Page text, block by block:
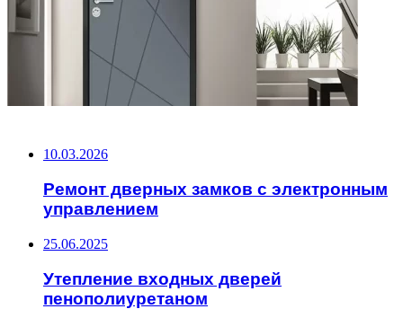
10.03.2026
Ремонт дверных замков с электронным
управлением
25.06.2025
Утепление входных дверей
пенополиуретаном